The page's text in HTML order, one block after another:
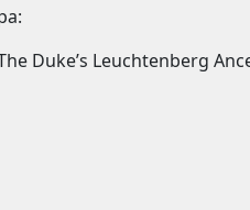
Duke’s Leuchtenberg